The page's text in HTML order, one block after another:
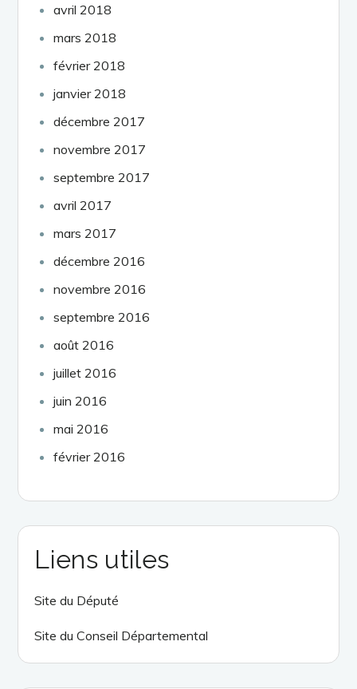
avril 2018
mars 2018
février 2018
janvier 2018
décembre 2017
novembre 2017
septembre 2017
avril 2017
mars 2017
décembre 2016
novembre 2016
septembre 2016
août 2016
juillet 2016
juin 2016
mai 2016
février 2016
Liens utiles
Site du Député
Site du Conseil Départemental